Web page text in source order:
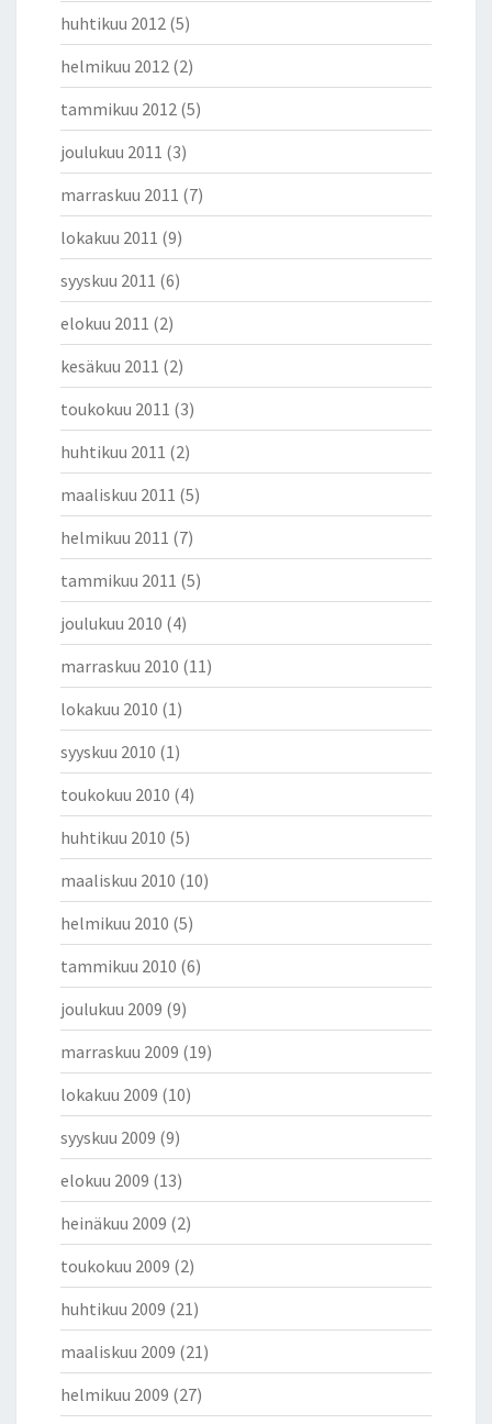
huhtikuu 2012 (5)
helmikuu 2012 (2)
tammikuu 2012 (5)
joulukuu 2011 (3)
marraskuu 2011 (7)
lokakuu 2011 (9)
syyskuu 2011 (6)
elokuu 2011 (2)
kesäkuu 2011 (2)
toukokuu 2011 (3)
huhtikuu 2011 (2)
maaliskuu 2011 (5)
helmikuu 2011 (7)
tammikuu 2011 (5)
joulukuu 2010 (4)
marraskuu 2010 (11)
lokakuu 2010 (1)
syyskuu 2010 (1)
toukokuu 2010 (4)
huhtikuu 2010 (5)
maaliskuu 2010 (10)
helmikuu 2010 (5)
tammikuu 2010 (6)
joulukuu 2009 (9)
marraskuu 2009 (19)
lokakuu 2009 (10)
syyskuu 2009 (9)
elokuu 2009 (13)
heinäkuu 2009 (2)
toukokuu 2009 (2)
huhtikuu 2009 (21)
maaliskuu 2009 (21)
helmikuu 2009 (27)